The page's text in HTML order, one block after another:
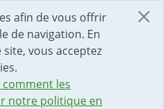
afin de vous offrir
de navigation. En
vous acceptez
les
notre politique en
LA PAGE